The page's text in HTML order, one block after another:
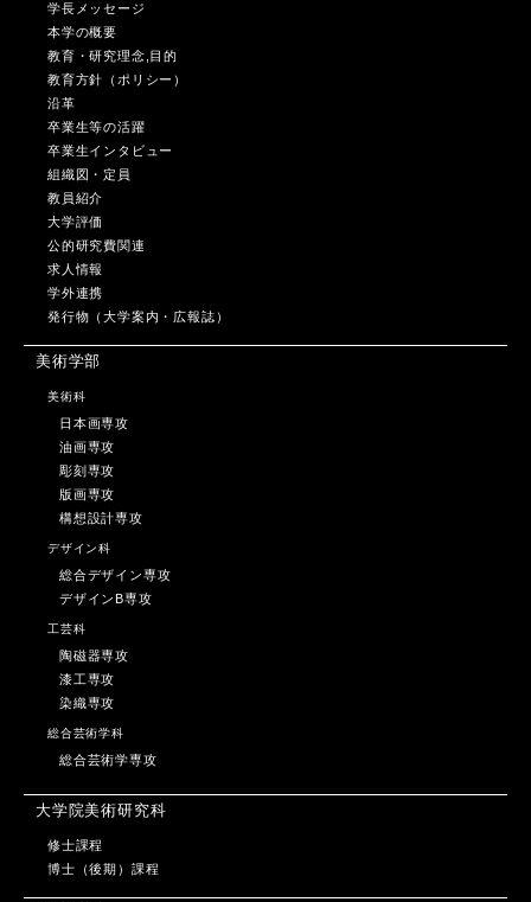
学長メッセージ
本学の概要
教育・研究理念,目的
教育方針（ポリシー）
沿革
卒業生等の活躍
卒業生インタビュー
組織図・定員
教員紹介
大学評価
公的研究費関連
求人情報
学外連携
発行物（大学案内・広報誌）
美術学部
美術科
日本画専攻
油画専攻
彫刻専攻
版画専攻
構想設計専攻
デザイン科
総合デザイン専攻
デザインB専攻
工芸科
陶磁器専攻
漆工専攻
染織専攻
総合芸術学科
総合芸術学専攻
大学院美術研究科
修士課程
博士（後期）課程